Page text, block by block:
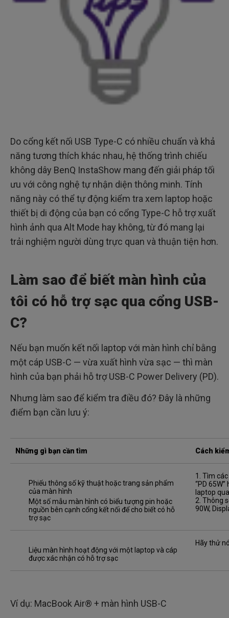
Do cổng kết nối USB Type-C có nhiều chuẩn và khả
năng tương thích khác nhau, hệ thống trình chiếu
không dây BenQ InstaShow mang đến giải pháp tối
ưu với công nghệ tự nhận diện thông minh. Tính
năng này có thể tự động kiểm tra xem laptop hoặc
thiết bị di động của bạn có cổng Type-C hỗ trợ xuất
hình ảnh qua Alt Mode hay không, từ đó mang lại
trải nghiệm người dùng trực quan và thuận tiện hơn.
Làm sao để biết màn hình của
tôi có hỗ trợ sạc qua cổng USB-
C?
Nếu bạn muốn kết nối laptop với màn hình chỉ bằng
một cáp USB-C — vừa xuất hình vừa sạc — thì màn
hình của bạn phải hỗ trợ USB-C Power Delivery (PD).
Nhưng làm sao để kiểm tra điều đó? Đây là những
điểm bạn cần lưu ý:
Những gì bạn cần tìm Cách
Phiếu thông số kỹ thuật hoặc trang sản phẩm
của màn hình
Một số mẫu màn hình có biểu tượng pin hoặc
nguồn bên cạnh cổng kết nối để cho biết có hỗ
trợ sạc
1. Tìm
“PD
laptop
2. Thông
90W,
Liệu màn hình hoạt động với một laptop và cáp
được xác nhận có hỗ trợ sạc
Hãy thử
Ví dụ: MacBook Air® + màn hình USB-C